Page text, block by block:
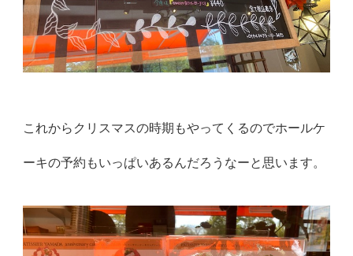
これからクリスマスの時期もやってくるのでホールケ
ーキの予約もいっぱいあるんだろうなーと思います。